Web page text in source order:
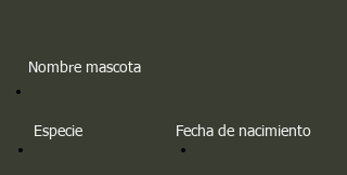
Nombre mascota
Especie Fecha de nacimiento